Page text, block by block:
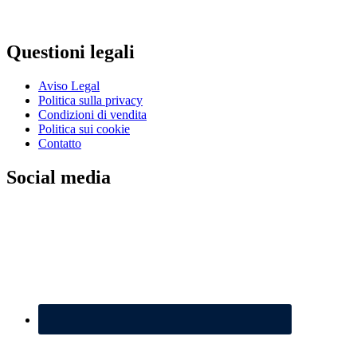
Questioni legali
Aviso Legal
Politica sulla privacy
Condizioni di vendita
Politica sui cookie
Contatto
Social media